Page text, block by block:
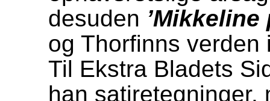
desuden ’Mikkeline
og Thorfinns
Til Ekstra Bladets
han satiretegninger,